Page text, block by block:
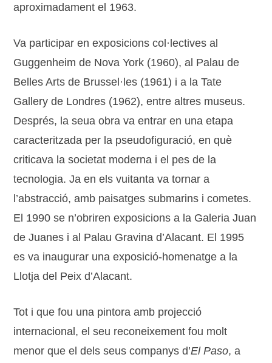
aproximadament el 1963.
Va participar en exposicions col·lectives al
Guggenheim de Nova York (1960), al Palau de
Belles Arts de Brussel·les (1961) i a la Tate
Gallery de Londres (1962), entre altres museus.
Després, la seua obra va entrar en una etapa
caracteritzada per la pseudofiguració, en què
criticava la societat moderna i el pes de la
tecnologia. Ja en els vuitanta va tornar a
l’abstracció, amb paisatges submarins i cometes.
El 1990 se n’obriren exposicions a la Galeria Juan
de Juanes i al Palau Gravina d’Alacant. El 1995
es va inaugurar una exposició-homenatge a la
Llotja del Peix d’Alacant.
Tot i que fou una pintora amb projecció
internacional, el seu reconeixement fou molt
menor que el dels seus companys d’El Paso, a